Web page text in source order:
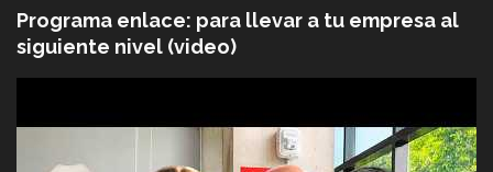
Programa enlace: para llevar a tu empresa al
siguiente nivel (video)